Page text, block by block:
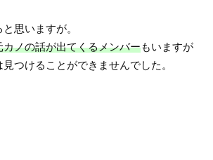
思いますが。
ノの話が出てくるメンバーもいますが
つけることができませんでした。